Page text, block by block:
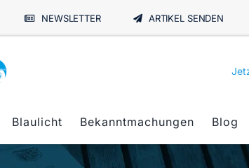
NEWSLETTER ARTIKEL SENDEN
Blaulicht Bekanntmachungen Blog